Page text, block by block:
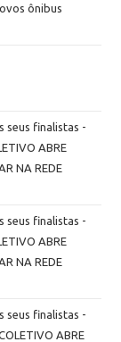
ônibus
seus finalistas -
ABRE
NA REDE
seus finalistas -
ABRE
NA REDE
seus finalistas -
ABRE